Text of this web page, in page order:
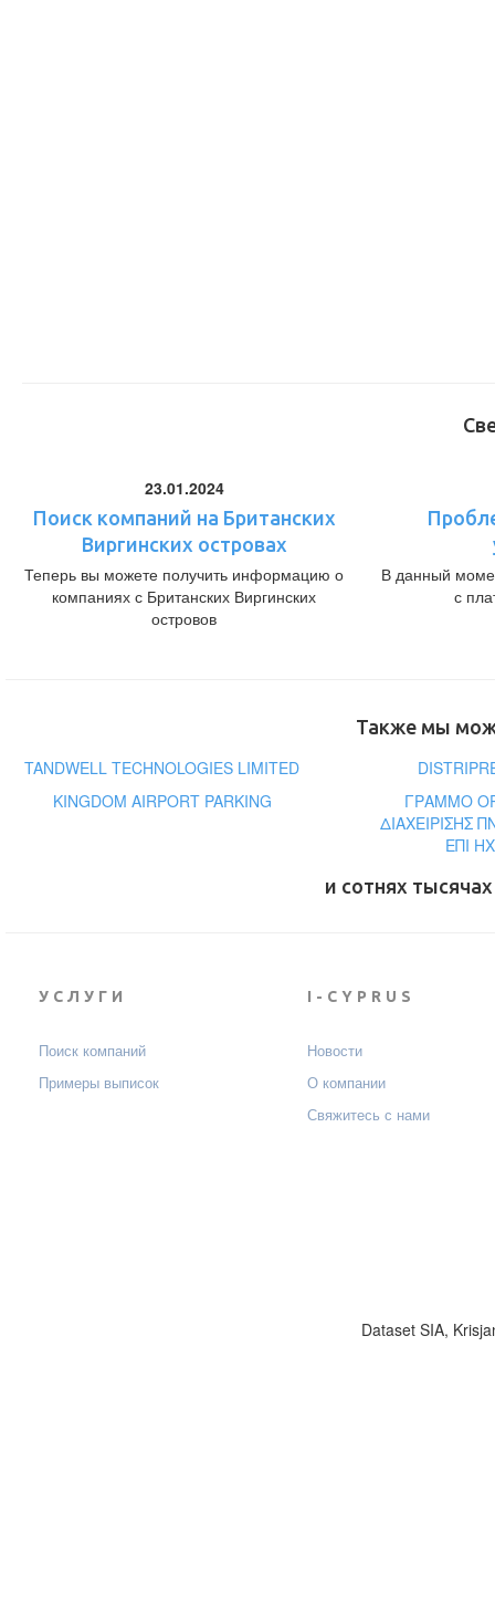
23.01.2024
Поиск компаний на Британских
Виргинских островах
Теперь вы можете получить информацию о
компаниях с Британских Виргинских
островов
В данный
с
Также мы
TANDWELL TECHNOLOGIES LIMITED
ΚΙΝGDOM AIRPORT PARKING
ΓΡΑΜΜΟ
ΔΙΑΧΕΙΡΙΣΗΣ
ΕΠΙ
и сотнях
УСЛУГИ
Поиск компаний
Примеры выписок
I-CYPRUS
Новости
О компании
Свяжитесь с нами
Dataset SIA,